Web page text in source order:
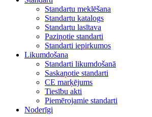
Standartu meklēšana
Standartu katalogs
Standartu lasītava
Paziņotie standarti
Standarti iepirkumos
Likumdošana
Standarti likumdošanā
Saskaņotie standarti
CE marķējums
Tiesību akti
Piemērojamie standarti
Noderīgi